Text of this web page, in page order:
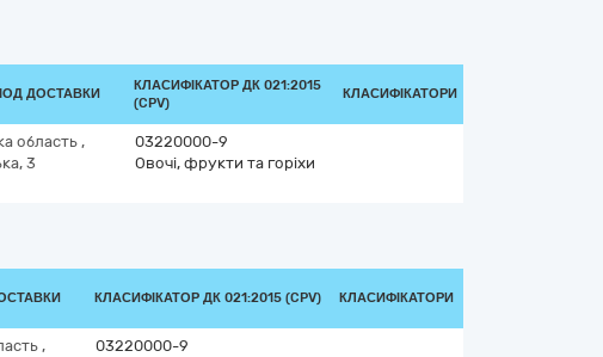
ДОСТАВКИ
КЛАСИФІКАТОР ДК 021:2015
(CPV)
КЛАСИФІКАТОРИ
область ,
3
03220000-9
Овочі, фрукти та горіхи
КЛАСИФІКАТОР ДК 021:2015 (CPV) КЛАСИФІКАТОРИ
,
03220000-9